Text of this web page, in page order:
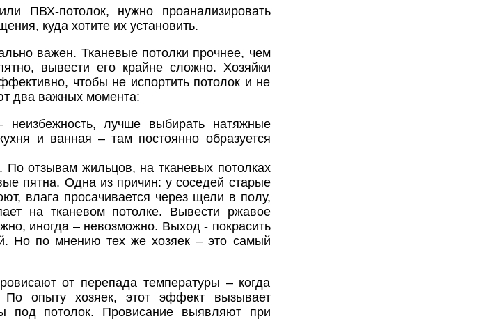
ПВХ-потолок, нужно проанализировать
куда хотите их установить.
важен. Тканевые потолки прочнее, чем
вывести его крайне сложно. Хозяйки
чтобы не испортить потолок и не
два важных момента:
лучше выбирать натяжные
и ванная – там постоянно образуется
отзывам жильцов, на тканевых потолках
пятна. Одна из причин: у соседей старые
влага просачивается через щели в полу,
на тканевом потолке. Вывести ржавое
иногда – невозможно. Выход - покрасить
Но по мнению тех же хозяек – это самый
от перепада температуры – когда
опыту хозяек, этот эффект вызывает
под потолок. Провисание выявляют при